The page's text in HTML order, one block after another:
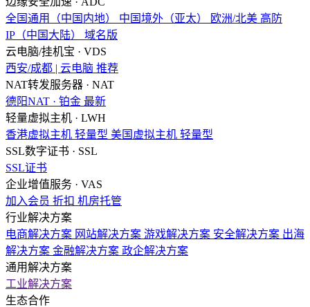
全国通用（中国内地）
中国境外（亚太） 欧洲/北美 高防
IP（中国大陆）
域名版
云电脑/挂机宝 · VDS
西安/成都 | 云电脑 推荐
NAT转发服务器 · NAT
德阳NAT · 铂金 最新
轻量虚拟主机 · LWH
香港虚拟主机 轻量型 美国虚拟主机 轻量型
SSL数字证书 · SSL
SSL证书
企业增值服务 · VAS
加入会员 折扣 机房托管
行业解决方案
电商解决方案 网站解决方案 游戏解决方案 安全解决方案 出海
解决方案 金融解决方案 政企解决方案
通用解决方案
工业解决方案
生态合作